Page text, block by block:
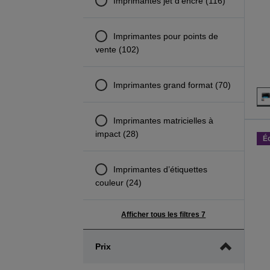
Imprimantes pour points de
vente (102)
Imprimantes grand format (70)
Imprimantes matricielles à
impact (28)
Imprimantes d’étiquettes
couleur (24)
Afficher tous les filtres 7
Prix